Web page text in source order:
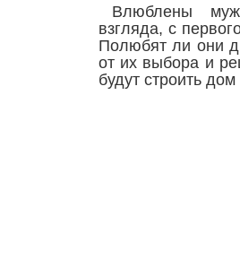
Влюблены
взгляда, с
Полюбят ли они
от их выбора и
будут строить